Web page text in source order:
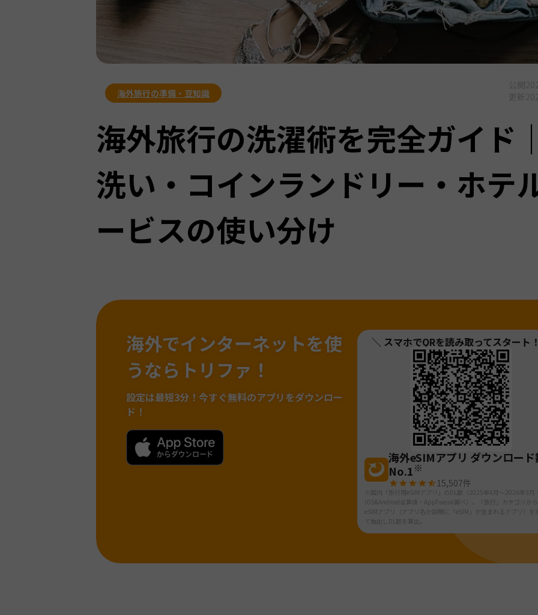
海外旅行の準備・豆知識
海外旅行の洗濯術を完全ガイド
洗い・コインランドリー・ホテ
ービスの使い分け
海外でインターネットを使
うならトリファ！
設定は最短3分！ 今すぐ無料のアプリをダウンロー
ド！
＼ スマホでQRを読み取ってスタート
海外eSIMアプリ ダウンロード
No.1※
15,507件
※国内「旅行用eSIMアプリ」のDL数（2025年4月～2026年3月・
iOS&Android合算値・AppTweak調べ）。「旅行」カテゴリか
eSIMアプリ（アプリ名か説明に「eSIM」が含まれるアプリ）を
て抽出しDL数を算出。